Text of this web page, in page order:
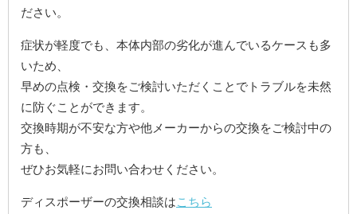
ださい。
症状が軽度でも、本体内部の劣化が進んでいるケースも多
いため、
早めの点検・交換をご検討いただくことでトラブルを未然
に防ぐことができます。
交換時期が不安な方や他メーカーからの交換をご検討中の
方も、
ぜひお気軽にお問い合わせください。
ディスポーザーの交換相談はこちら